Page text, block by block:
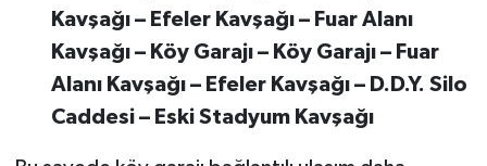
Kavşağı – Efeler Kavşağı – Fuar Alanı
Kavşağı – Köy Garajı – Köy Garajı – Fuar
Alanı Kavşağı – Efeler Kavşağı – D.D.Y. Silo
Caddesi – Eski Stadyum Kavşağı